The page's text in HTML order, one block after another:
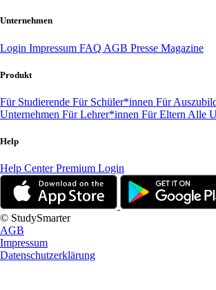
Unternehmen
Login Impressum FAQ AGB Presse Magazine
Produkt
Für Studierende Für Schüler*innen Für
Unternehmen Für Lehrer*innen Für Eltern Alle
Help
Help CenterPremium Login
© StudySmarter
AGB
Impressum
Datenschutzerklärung